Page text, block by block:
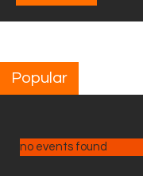
Popular
no events found